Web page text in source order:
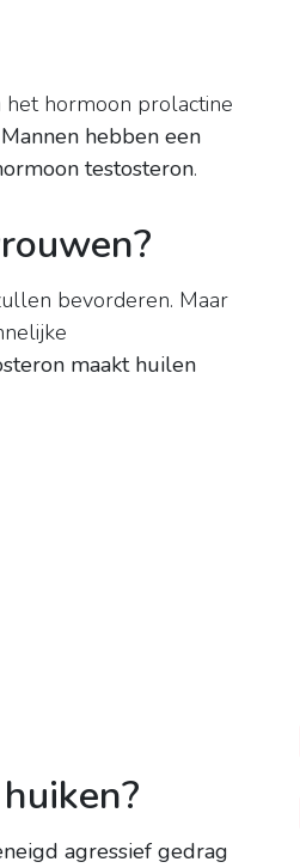
hormoon prolactine
Mannen hebben een
testosteron.
bevorderen. Maar
maakt huilen
agressief gedrag